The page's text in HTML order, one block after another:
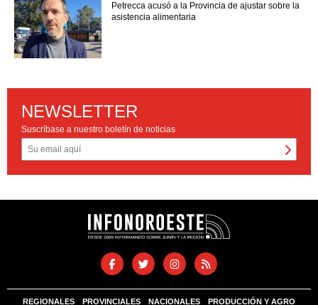
Petrecca acusó a la Provincia de ajustar sobre la
asistencia alimentaria
NEWSLETTER
Suscríbase a nuestro boletín de noticias
REGIONALES PROVINCIALES NACIONALES PRODUCCIÓN Y AGRO